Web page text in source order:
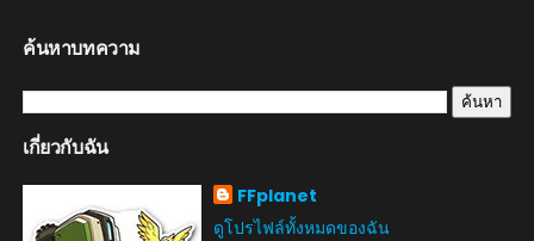
ค้นหาบทความ
เกี่ยวกับฉัน
FFplanet
ดูโปรไฟล์ทั้งหมดของฉัน